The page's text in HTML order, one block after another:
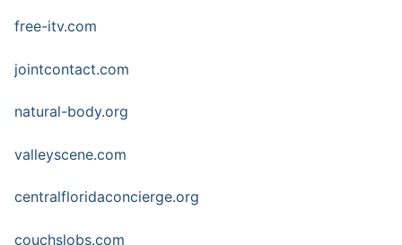
free-itv.com
jointcontact.com
natural-body.org
valleyscene.com
centralfloridaconcierge.org
couchslobs.com